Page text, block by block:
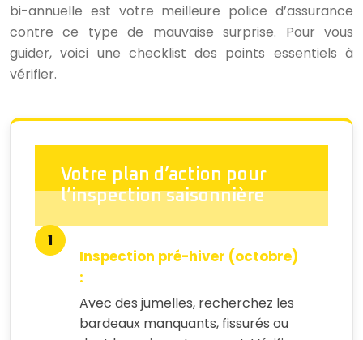
bi-annuelle est votre meilleure police d’assurance
contre ce type de mauvaise surprise. Pour vous
guider, voici une checklist des points essentiels à
vérifier.
Votre plan d’action pour
l’inspection saisonnière
Inspection pré-hiver (octobre)
:
Avec des jumelles, recherchez les
bardeaux manquants, fissurés ou